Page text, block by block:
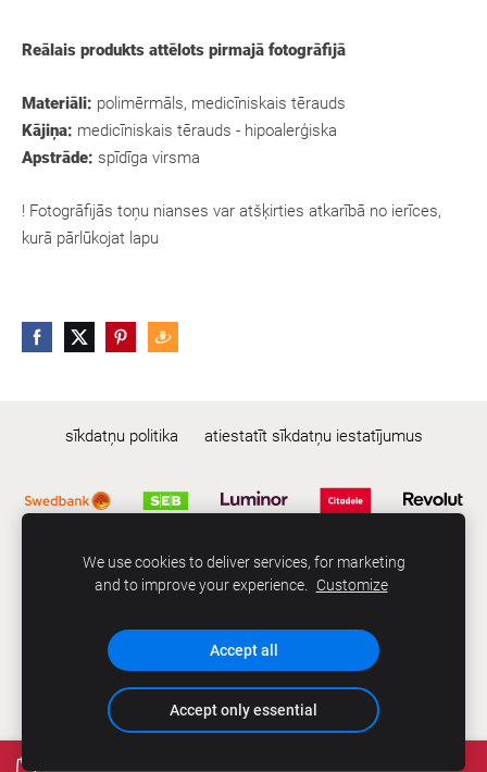
Reālais produkts attēlots pirmajā fotogrāfijā
Materiāli: polimērmāls, medicīniskais tērauds
Kājiņa: medicīniskais tērauds - hipoalerģiska
Apstrāde: spīdīga virsma
! Fotogrāfijās toņu nianses var atšķirties atkarībā no ierīces,
kurā pārlūkojat lapu
sīkdatņu politika atiestatīt sīkdatņu iestatījumus
© 2024 | SIA CCS | abe.lv ™
izplatīt mājas lapā iekļautās fotogrāfijas un informāciju.
We use cookies to deliver services, for marketing
and to improve your experience.
Customize
Accept all
Accept only essential